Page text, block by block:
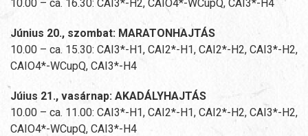
10.00 – ca. 16.30: CAI3*-H2, CAIO4*-WCupQ, CAI3*-H4
Június 20., szombat: MARATONHAJTÁS
10.00 – ca. 15.30: CAI3*-H1, CAI2*-H1, CAI2*-H2, CAI3*-H2,
CAIO4*-WCupQ, CAI3*-H4
Júius 21., vasárnap: AKADÁLYHAJTÁS
10.00 – ca. 11.00: CAI3*-H1, CAI2*-H1, CAI2*-H2, CAI3*-H2,
CAIO4*-WCupQ, CAI3*-H4